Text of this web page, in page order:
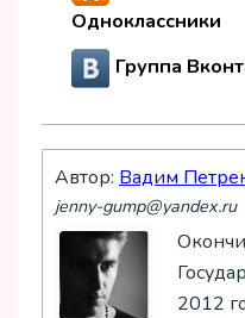
Одноклассники
Группа
Автор: Вадим
jenny-gump@yandex.ru
2012